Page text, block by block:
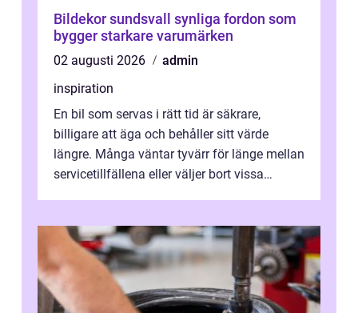
Bildekor sundsvall synliga fordon som
bygger starkare varumärken
02 augusti 2026
admin
inspiration
En bil som servas i rätt tid är säkrare,
billigare att äga och behåller sitt värde
längre. Många väntar tyvärr för länge mellan
servicetillfällena eller väljer bort vissa